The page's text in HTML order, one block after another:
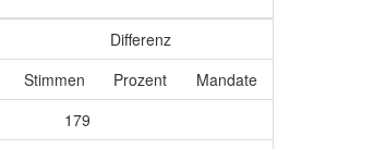
Differenz
Stimmen Prozent
Mandate
179